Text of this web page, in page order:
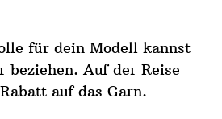
für dein Modell kannst
Auf der Reise
auf das Garn.